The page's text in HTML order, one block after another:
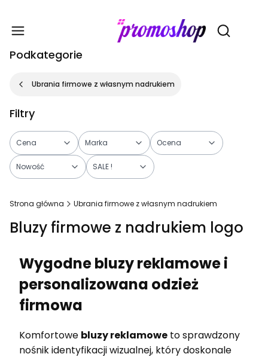
Otwórz
Podkategorie
Ubrania firmowe z własnym nadrukiem
Filtry
Cena Marka Ocena
Nowość SALE !
Strona główna Ubrania firmowe z własnym nadrukiem
Bluzy firmowe z nadrukiem logo
Wygodne bluzy reklamowe i
personalizowana odzież
firmowa
Komfortowe bluzy reklamowe to sprawdzony
nośnik identyfikacji wizualnej, który doskonale